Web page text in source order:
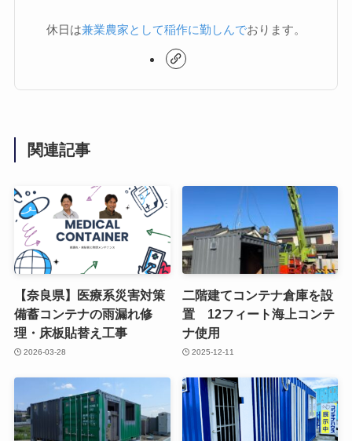
休日は兼業農家として稲作に勤しんでおります。
関連記事
【奈良県】医療系災害対策
備蓄コンテナの雨漏れ修
理・床板貼替え工事
2026-03-28
二階建てコンテナ倉庫を設
置 12フィート海上コンテ
ナ使用
2025-12-11